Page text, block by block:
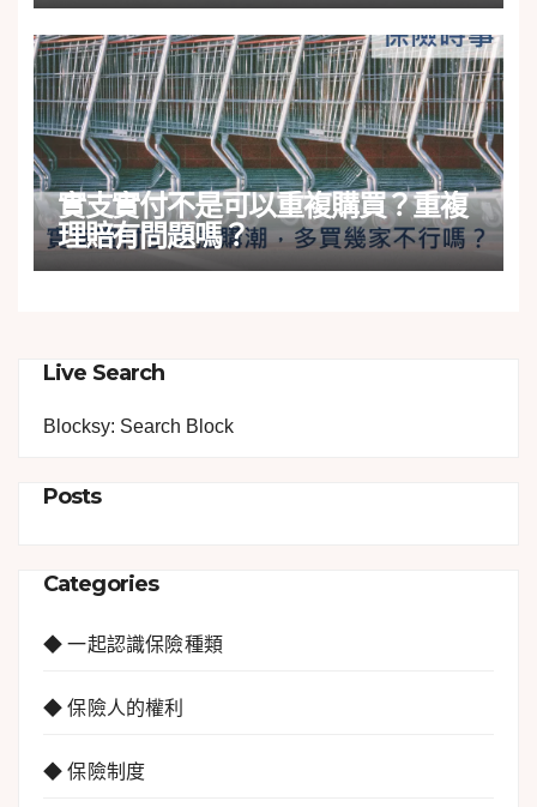
實支實付不是可以重複購買？重複
理賠有問題嗎？
Live Search
Blocksy: Search Block
Posts
Categories
◆ 一起認識保險種類
◆ 保險人的權利
◆ 保險制度